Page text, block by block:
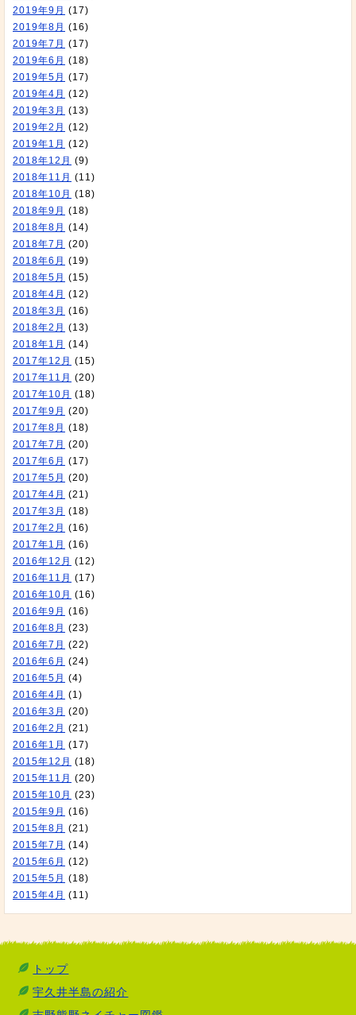
2019年9月 (17)
2019年8月 (16)
2019年7月 (17)
2019年6月 (18)
2019年5月 (17)
2019年4月 (12)
2019年3月 (13)
2019年2月 (12)
2019年1月 (12)
2018年12月 (9)
2018年11月 (11)
2018年10月 (18)
2018年9月 (18)
2018年8月 (14)
2018年7月 (20)
2018年6月 (19)
2018年5月 (15)
2018年4月 (12)
2018年3月 (16)
2018年2月 (13)
2018年1月 (14)
2017年12月 (15)
2017年11月 (20)
2017年10月 (18)
2017年9月 (20)
2017年8月 (18)
2017年7月 (20)
2017年6月 (17)
2017年5月 (20)
2017年4月 (21)
2017年3月 (18)
2017年2月 (16)
2017年1月 (16)
2016年12月 (12)
2016年11月 (17)
2016年10月 (16)
2016年9月 (16)
2016年8月 (23)
2016年7月 (22)
2016年6月 (24)
2016年5月 (4)
2016年4月 (1)
2016年3月 (20)
2016年2月 (21)
2016年1月 (17)
2015年12月 (18)
2015年11月 (20)
2015年10月 (23)
2015年9月 (16)
2015年8月 (21)
2015年7月 (14)
2015年6月 (12)
2015年5月 (18)
2015年4月 (11)
トップ
宇久井半島の紹介